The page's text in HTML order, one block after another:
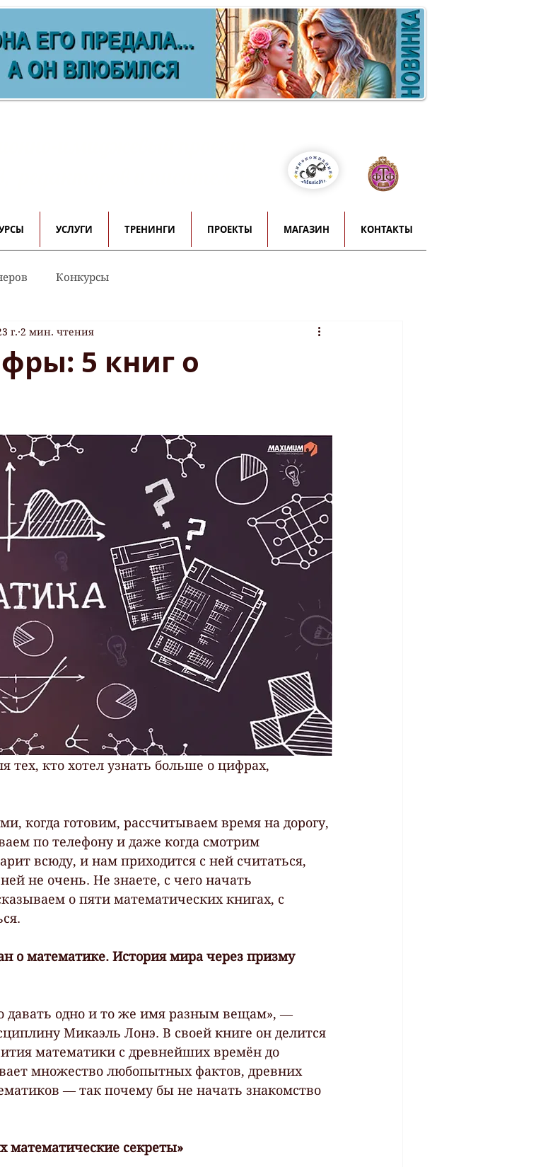
УСЛУГИ ТРЕНИНГИ ПРОЕКТЫ МАГАЗИН КОНТАКТЫ
Конкурсы
5 книг о
г. 2 мин. чтения
тех, кто хотел узнать больше о цифрах,
когда готовим, рассчитываем время на дорогу,
по телефону и даже когда смотрим
всюду, и нам приходится с ней считаться,
не очень. Не знаете, с чего начать
о пяти математических книгах, с
о математике. История мира через призму
давать одно и то же имя разным вещам», —
Микаэль Лонэ. В своей книге он делится
математики с древнейших времён до
множество любопытных фактов, древних
— так почему бы не начать знакомство
математические секреты»